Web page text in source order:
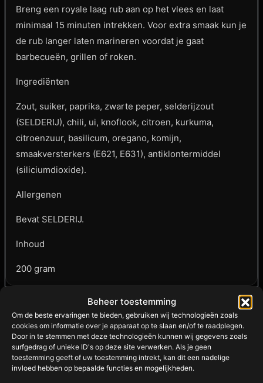
Beheer toestemming
Om de beste ervaringen te bieden, gebruiken wij technologieën zoals
cookies om informatie over je apparaat op te slaan en/of te raadplegen.
Door in te stemmen met deze technologieën kunnen wij gegevens zoals
surfgedrag of unieke ID's op deze site verwerken. Als je geen
toestemming geeft of uw toestemming intrekt, kan dit een nadelige
invloed hebben op bepaalde functies en mogelijkheden.
Breng een royale laag rub aan op het vlees en laat
minimaal 15 minuten intrekken. Voor extra smaak kun je
de rub langer laten marineren voordat je gaat
barbecueën, grillen of roken.
Ingrediënten
Zout, suiker, paprika, zwarte peper, selderijzout
(SELDERIJ), chili, ui, knoflook, citroen, kurkuma,
citroenzuur, basilicum, oregano, komijn,
smaakversterkers (E621, E631), antiklontermiddel
(siliciumdioxide).
Allergenen
Bevat SELDERIJ.
Inhoud
200 gram
Gerelateerde
producten